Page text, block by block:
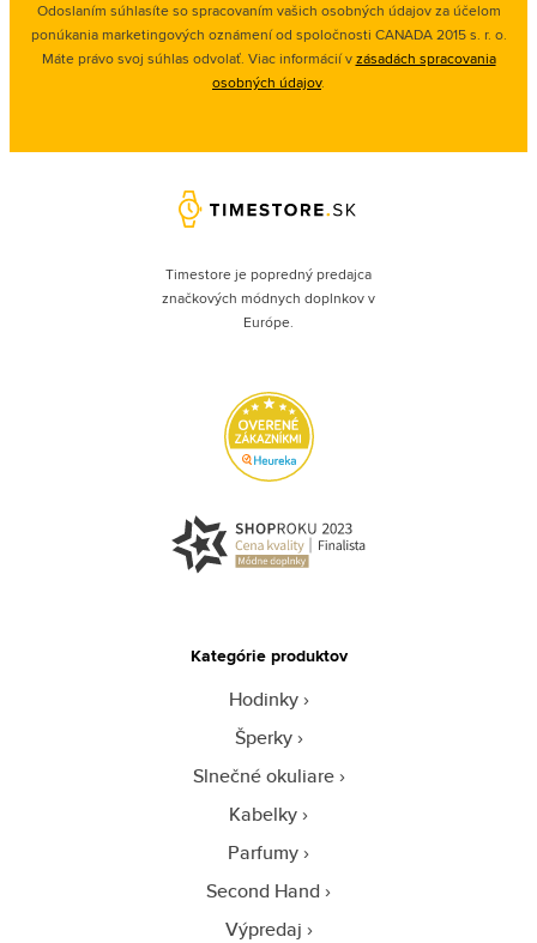
Odoslaním súhlasíte so spracovaním vašich osobných údajov za účelom
ponúkania marketingových oznámení od spoločnosti CANADA 2015 s. r. o.
Máte právo svoj súhlas odvolať. Viac informácií vzásadách spracovania
osobných údajov.
Timestore je popredný predajca
značkových módnych doplnkov v
Európe.
Kategórie produktov
Hodinky
Šperky
Slnečné okuliare
Kabelky
Parfumy
Second Hand
Výpredaj